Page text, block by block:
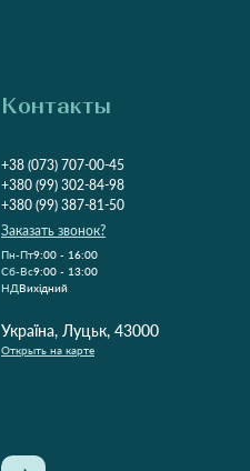
Контакты
+38 (073) 707-00-45
+380 (99) 302-84-98
+380 (99) 387-81-50
Заказать звонок?
Пн-Пт9:00 - 16:00
Cб-Вс9:00 - 13:00
НДВихідний
Україна, Луцьк, 43000
Открыть на карте